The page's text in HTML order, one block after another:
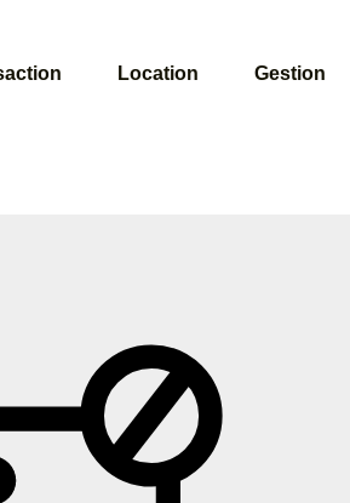
Location Gestion